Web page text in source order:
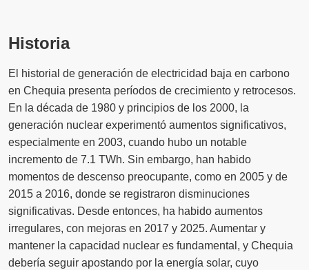
Historia
El historial de generación de electricidad baja en carbono
en Chequia presenta períodos de crecimiento y retrocesos.
En la década de 1980 y principios de los 2000, la
generación nuclear experimentó aumentos significativos,
especialmente en 2003, cuando hubo un notable
incremento de 7.1 TWh. Sin embargo, han habido
momentos de descenso preocupante, como en 2005 y de
2015 a 2016, donde se registraron disminuciones
significativas. Desde entonces, ha habido aumentos
irregulares, con mejoras en 2017 y 2025. Aumentar y
mantener la capacidad nuclear es fundamental, y Chequia
debería seguir apostando por la energía solar, cuyo